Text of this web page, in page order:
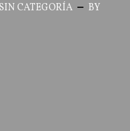
SIN CATEGORÍA BY